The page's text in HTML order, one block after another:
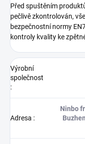
Před spuštěním
pečlivě zkontrolován,
bezpečnostní normy
kontroly kvality ke
Výrobní
společnost
:
Adresa :
Ninbo